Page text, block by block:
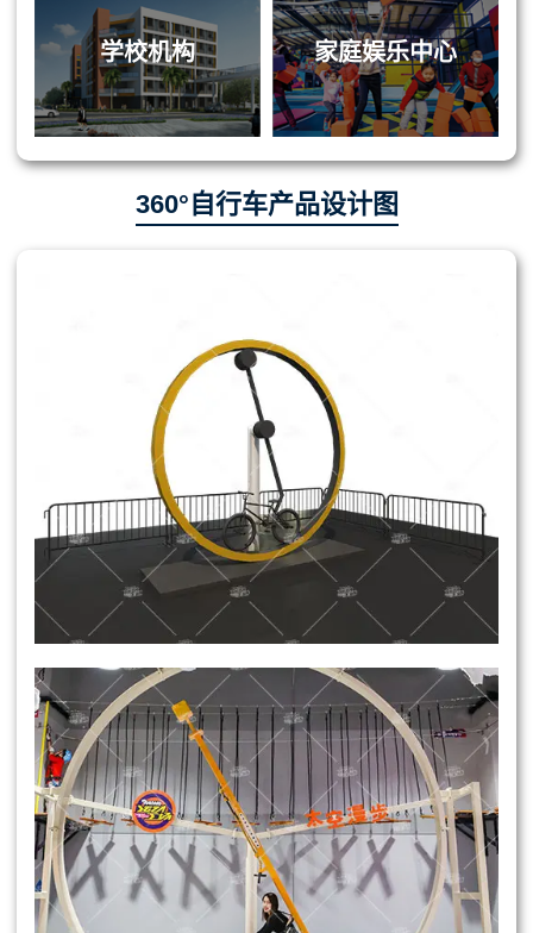
学校机构 家庭娱乐中心
360°自行车产品设计图